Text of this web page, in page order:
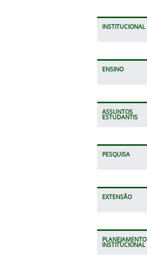
INSTITUCIONAL
ENSINO
ASSUNTOS
ESTUDANTIS
PESQUISA
EXTENSÃO
PLANEJAMENTO
INSTITUCIONAL